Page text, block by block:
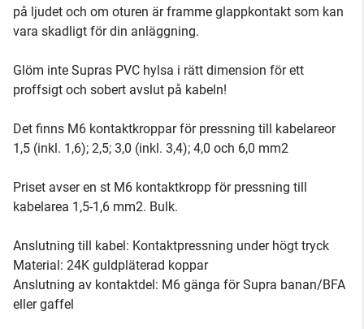
på ljudet och om oturen är framme glappkontakt som kan
vara skadligt för din anläggning.
Glöm inte Supras PVC hylsa i rätt dimension för ett
proffsigt och sobert avslut på kabeln!
Det finns M6 kontaktkroppar för pressning till kabelareor
1,5 (inkl. 1,6); 2,5; 3,0 (inkl. 3,4); 4,0 och 6,0 mm2
Priset avser en st M6 kontaktkropp för pressning till
kabelarea 1,5-1,6 mm2. Bulk.
Anslutning till kabel: Kontaktpressning under högt tryck
Material: 24K guldpläterad koppar
Anslutning av kontaktdel: M6 gänga för Supra banan/BFA
eller gaffel